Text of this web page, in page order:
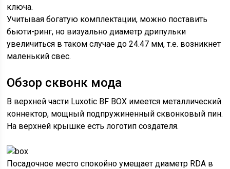
ключа.
Учитывая богатую комплектации, можно поставить
бьюти-ринг, но визуально диаметр дрипульки
увеличиться в таком случае до 24.47 мм, т.е. возникнет
маленький свес.
Обзор сквонк мода
В верхней части Luxotic BF BOX имеется металлический
коннектор, мощный подпружиненный сквонковый пин.
На верхней крышке есть логотип создателя.
Посадочное место спокойно умещает диаметр RDA в